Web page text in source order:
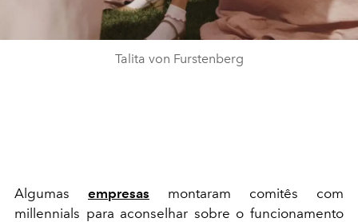
Talita von Furstenberg
Algumas empresas montaram comitês com
millennials para aconselhar sobre o funcionamento